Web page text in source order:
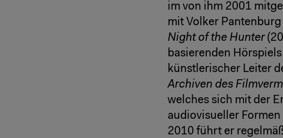
im von ihm 2001
mit Volker
Night of the Hunter
basierenden Hörspiels
künstlerischer Leiter
Archiven des
welches sich mit der
audiovisueller
2010 führt er